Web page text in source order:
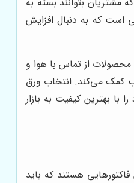
است که به دنبال افزایش
محصولات از تماس با هوا و
کمک می‌کند. انتخاب ورق
بهترین کیفیت به بازار
هستند که باید